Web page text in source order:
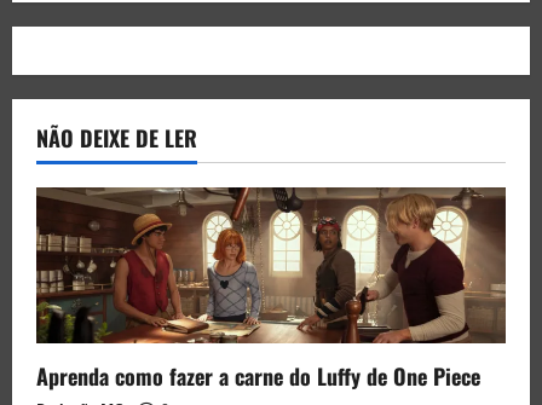
NÃO DEIXE DE LER
Aprenda como fazer a carne do Luffy de One Piece